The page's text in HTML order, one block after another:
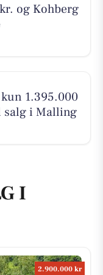
og Kohberg
1.395.000
salg i Malling
I
2.900.000 kr